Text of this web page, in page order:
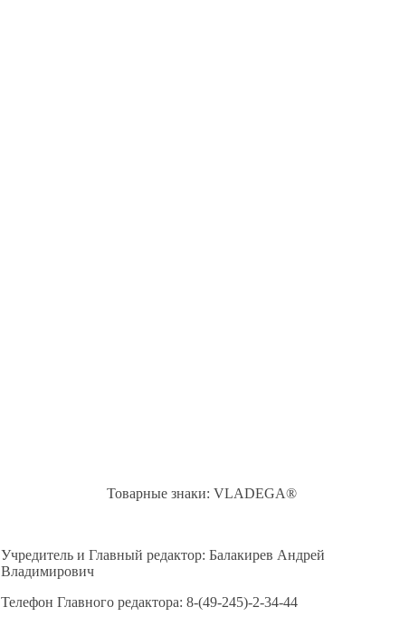
Товарные знаки: VLADEGA®
Учредитель и Главный редактор: Балакирев Андрей
Владимирович
Телефон Главного редактора: 8-(49-245)-2-34-44